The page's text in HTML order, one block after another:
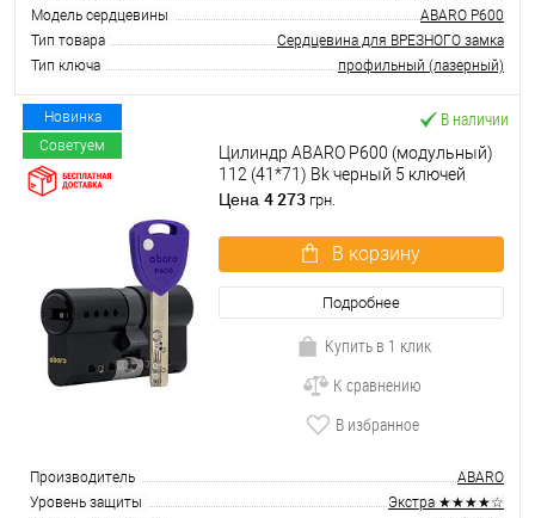
Модель сердцевины
ABARO P600
Тип товара
Сердцевина для ВРЕЗНОГО замка
Тип ключа
профильный (лазерный)
Новинка
Советуем
В наличии
Цилиндр ABARO P600 (модульный)
112 (41*71) Bk черный 5 ключей
Цена 4 273 грн.
В корзину
Подробнее
Купить в 1 клик
К сравнению
В избранное
Производитель
ABARO
Уровень защиты
Экстра ★★★★☆